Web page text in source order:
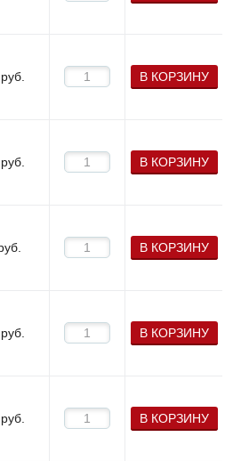
руб. В КОРЗИНУ
руб. В КОРЗИНУ
В КОРЗИНУ
руб. В КОРЗИНУ
руб. В КОРЗИНУ